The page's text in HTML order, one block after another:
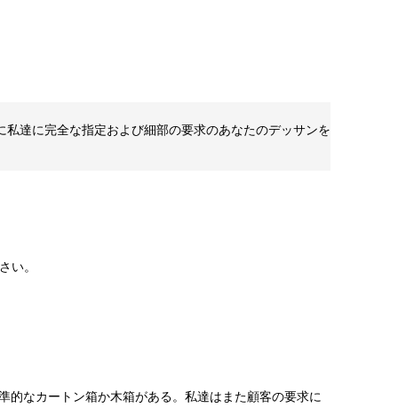
達に完全な指定および細部の要求のあなたのデッサンを
い。
的なカートン箱か木箱がある。私達はまた顧客の要求に